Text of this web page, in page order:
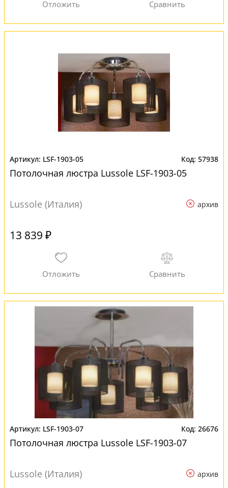
LSF-1903-05 57938
Потолочная люстра Lussole LSF-1903-05
Lussole (Италия) архив
13 839 ₽
LSF-1903-07 26676
Потолочная люстра Lussole LSF-1903-07
Lussole (Италия) архив